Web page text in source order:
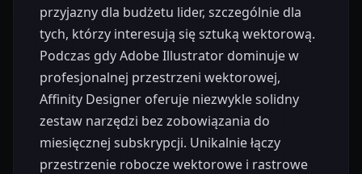
przyjazny dla budżetu lider, szczególnie dla
tych, którzy interesują się sztuką wektorową.
Podczas gdy Adobe Illustrator dominuje w
profesjonalnej przestrzeni wektorowej,
Affinity Designer oferuje niezwykle solidny
zestaw narzędzi bez zobowiązania do
miesięcznej subskrypcji. Unikalnie łączy
przestrzenie robocze wektorowe i rastrowe